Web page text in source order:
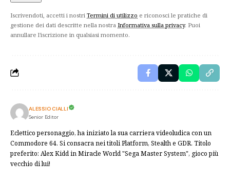
Iscrivendoti, accetti i nostri Termini di utilizzo e riconosci le pratiche di
gestione dei dati descritte nella nostra Informativa sulla privacy. Puoi
annullare l'iscrizione in qualsiasi momento.
ALESSIO CIALLI
Senior Editor
Eclettico personaggio, ha iniziato la sua carriera videoludica con un
Commodore 64. Si consacra nei titoli Platform, Stealth e GDR. Titolo
preferito: Alex Kidd in Miracle World "Sega Master System", gioco più
vecchio di lui!